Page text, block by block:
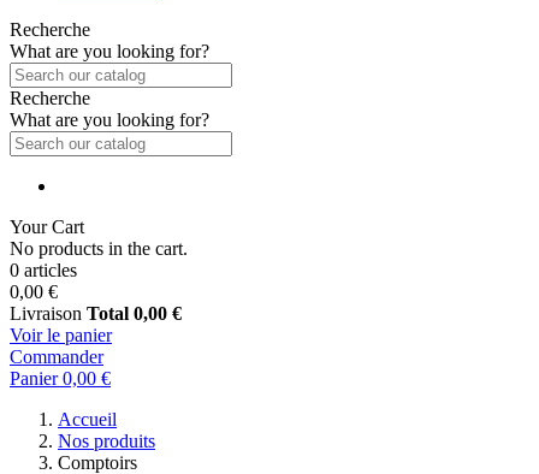
Recherche
What are you looking for?
Recherche
What are you looking for?
Your Cart
No products in the cart.
0 articles
0,00 €
Livraison Total 0,00 €
Voir le panier
Commander
Panier 0,00 €
Accueil
Nos produits
Comptoirs